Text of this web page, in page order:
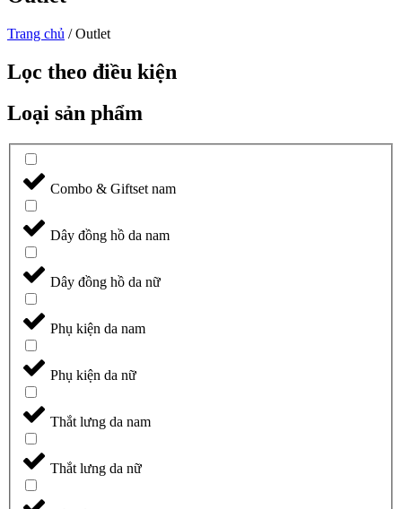
Trang chủ / Outlet
Lọc theo điều kiện
Loại sản phẩm
Combo & Giftset nam
Dây đồng hồ da nam
Dây đồng hồ da nữ
Phụ kiện da nam
Phụ kiện da nữ
Thắt lưng da nam
Thắt lưng da nữ